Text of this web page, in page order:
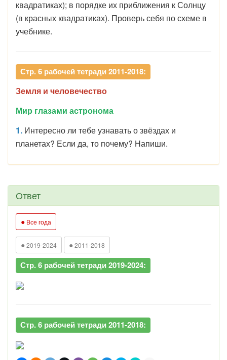
квадратиках); в порядке их приближения к Солнцу
(в красных квадратиках). Проверь себя по схеме в
учебнике.
Стр. 6 рабочей тетради 2011-2018:
Земля и человечество
Мир глазами астронома
1. Интересно ли тебе узнавать о звёздах и
планетах? Если да, то почему? Напиши.
Ответ
● Все года
● 2019-2024 ● 2011-2018
Стр. 6 рабочей тетради 2019-2024:
Стр. 6 рабочей тетради 2011-2018: